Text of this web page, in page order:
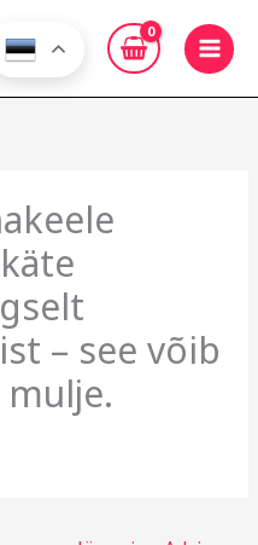
– see võib